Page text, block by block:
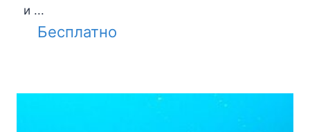
и ...
Бесплатно